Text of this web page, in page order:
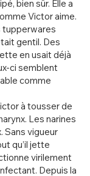
bien sûr. Elle a
Victor aime.
tupperwares
gentil. Des
en usait déjà
ci semblent
comme
à tousser de
Les narines
Sans vigueur
qu’il jette
virilement
Depuis la